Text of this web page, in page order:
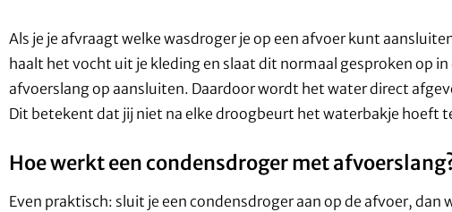
Als je je afvraagt welke wasdroger je op een afvoer kunt
haalt het vocht uit je kleding en slaat dit normaal gesproken op
afvoerslang op aansluiten. Daardoor wordt het water direct
Dit betekent dat jij niet na elke droogbeurt het waterbakje hoeft
Hoe werkt een condensdroger met
Even praktisch: sluit je een condensdroger aan op de afvoer, dan